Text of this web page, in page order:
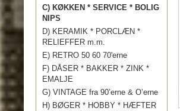
C) KØKKEN * SERVICE * BOLIG
NIPS
D) KERAMIK * PORCLÆN *
RELIEFFER m.m.
E) RETRO 50 60 70'erne
F) DÅSER * BAKKER * ZINK *
EMALJE
G) VINTAGE fra 90’erne & O’erne
H) BØGER * HOBBY * HÆFTER